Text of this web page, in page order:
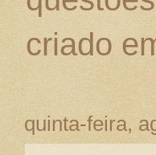
criado
quinta-feira,